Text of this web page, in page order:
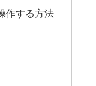
作する方法